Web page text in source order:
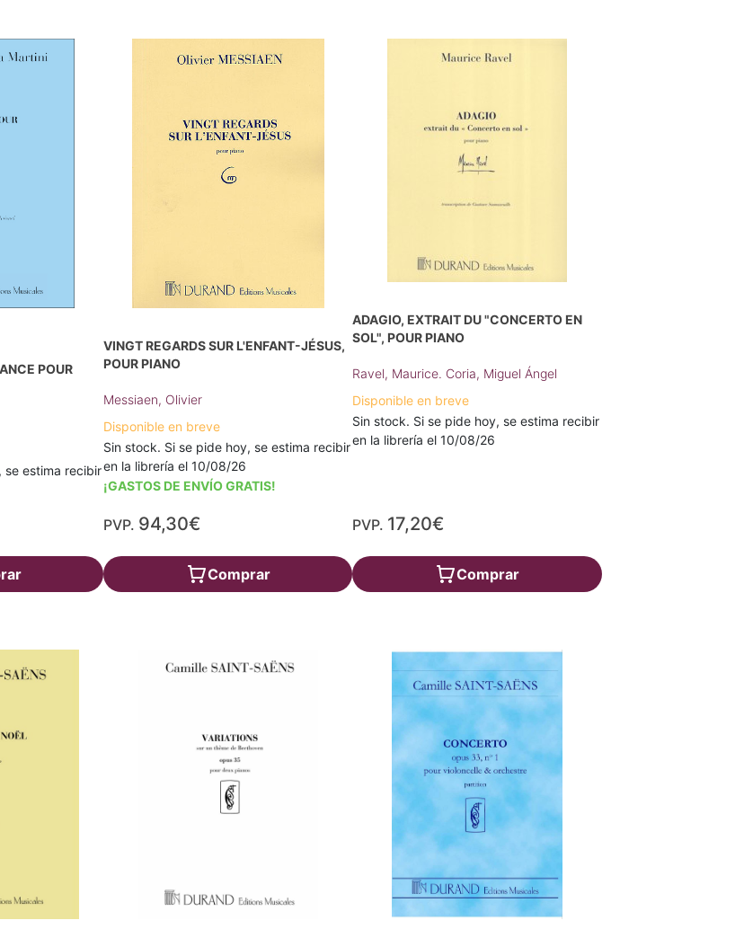
POUR
se estima recibir
VINGT REGARDS SUR L'ENFANT-JÉSUS,
POUR PIANO
Messiaen, Olivier
Disponible en breve
Sin stock. Si se pide hoy, se estima recibir
en la librería el 10/08/26
¡GASTOS DE ENVÍO GRATIS!
PVP. 94,30€
Comprar
ADAGIO, EXTRAIT DU "CONCERTO EN
SOL", POUR PIANO
Ravel, Maurice. Coria, Miguel Ángel
Disponible en breve
Sin stock. Si se pide hoy, se estima recibir
en la librería el 10/08/26
PVP. 17,20€
Comprar